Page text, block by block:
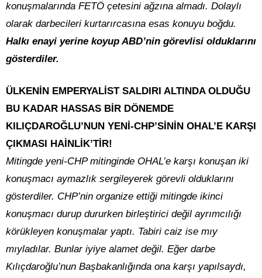
konuşmalarında FETÖ çetesini ağzına almadı. Dolaylı
olarak darbecileri kurtarırcasına esas konuyu boğdu.
Halkı enayi yerine koyup ABD’nin görevlisi olduklarını
gösterdiler.
ÜLKENİN EMPERYALİST SALDIRI ALTINDA OLDUĞU
BU KADAR HASSAS BİR DÖNEMDE
KILIÇDAROĞLU’NUN YENİ-CHP’SİNİN OHAL’E KARŞI
ÇIKMASI HAİNLİK’TİR!
Mitingde yeni-CHP mitinginde OHAL’e karşı konuşan iki
konuşmacı aymazlık sergileyerek görevli olduklarını
gösterdiler. CHP’nin organize ettiği mitingde ikinci
konuşmacı durup dururken birleştirici değil ayrımcılığı
körükleyen konuşmalar yaptı. Tabiri caiz ise mıy
mıyladılar. Bunlar iyiye alamet değil. Eğer darbe
Kılıçdaroğlu’nun Başbakanlığında ona karşı yapılsaydı,